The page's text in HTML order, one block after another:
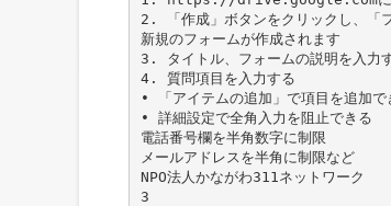
2. 「作成」ボタンをクリックし、「
新規のフォームが作成されます
3. タイトル、フォームの説明を入力
4. 質問項目を入力する
• 「アイテムの追加」で項目を追加で
• 詳細設定で全角入力を阻止できる
電話番号欄を半角数字に制限
メールアドレスを半角に制限など
NPO法人かながわ311ネットワーク
3